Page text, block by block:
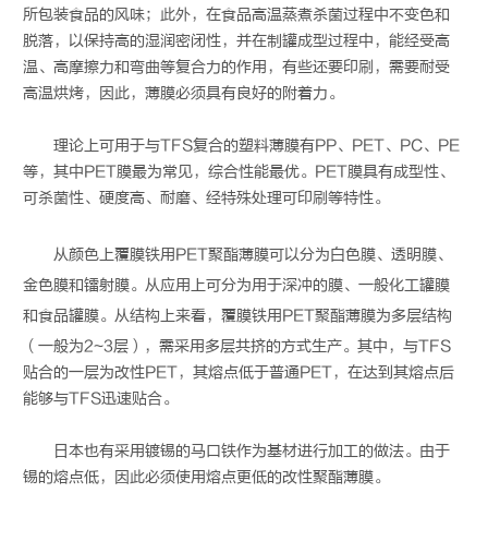
所包装食品的风味；此外，在食品高温蒸煮杀菌过程中不变色和
脱落，以保持高的湿润密闭性，并在制罐成型过程中，能经受高
温、高摩擦力和弯曲等复合力的作用，有些还要印刷，需要耐受
高温烘烤，因此，薄膜必须具有良好的附着力。
理论上可用于与TFS复合的塑料薄膜有PP、PET、PC、PE
等，其中PET膜最为常见，综合性能最优。PET膜具有成型性、
可杀菌性、硬度高、耐磨、经特殊处理可印刷等特性。
从颜色上覆膜铁用PET聚酯薄膜可以分为白色膜、透明膜、
金色膜和镭射膜。从应用上可分为用于深冲的膜、一般化工罐膜
和食品罐膜。从结构上来看，覆膜铁用PET聚酯薄膜为多层结构
（一般为2~3层），需采用多层共挤的方式生产。其中，与TFS
贴合的一层为改性PET，其熔点低于普通PET，在达到其熔点后
能够与TFS迅速贴合。
日本也有采用镀锡的马口铁作为基材进行加工的做法。由于
锡的熔点低，因此必须使用熔点更低的改性聚酯薄膜。